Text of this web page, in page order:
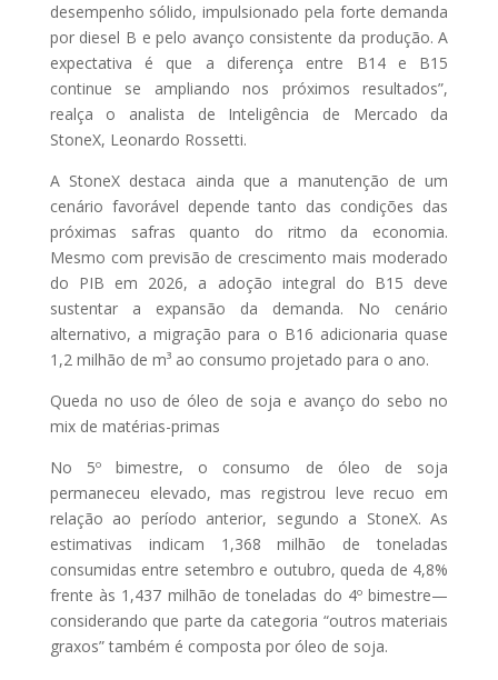
desempenho sólido, impulsionado pela forte demanda
por diesel B e pelo avanço consistente da produção. A
expectativa é que a diferença entre B14 e B15
continue se ampliando nos próximos resultados”,
realça o analista de Inteligência de Mercado da
StoneX, Leonardo Rossetti.
A StoneX destaca ainda que a manutenção de um
cenário favorável depende tanto das condições das
próximas safras quanto do ritmo da economia.
Mesmo com previsão de crescimento mais moderado
do PIB em 2026, a adoção integral do B15 deve
sustentar a expansão da demanda. No cenário
alternativo, a migração para o B16 adicionaria quase
1,2 milhão de m³ ao consumo projetado para o ano.
Queda no uso de óleo de soja e avanço do sebo no
mix de matérias-primas
No 5º bimestre, o consumo de óleo de soja
permaneceu elevado, mas registrou leve recuo em
relação ao período anterior, segundo a StoneX. As
estimativas indicam 1,368 milhão de toneladas
consumidas entre setembro e outubro, queda de 4,8%
frente às 1,437 milhão de toneladas do 4º bimestre—
considerando que parte da categoria “outros materiais
graxos” também é composta por óleo de soja.